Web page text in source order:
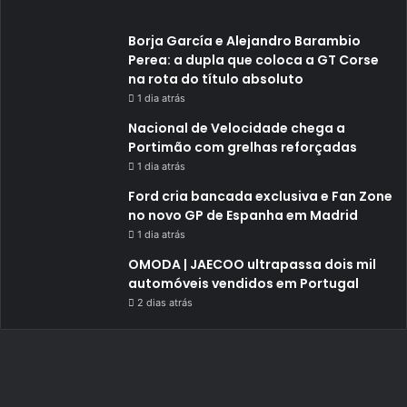
Borja García e Alejandro Barambio
Perea: a dupla que coloca a GT Corse
na rota do título absoluto
1 dia atrás
Nacional de Velocidade chega a
Portimão com grelhas reforçadas
1 dia atrás
Ford cria bancada exclusiva e Fan Zone
no novo GP de Espanha em Madrid
1 dia atrás
OMODA | JAECOO ultrapassa dois mil
automóveis vendidos em Portugal
2 dias atrás